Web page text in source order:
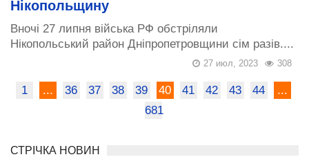
Нікопольщину
Вночі 27 липня війська РФ обстріляли
Нікопольський район Дніпропетровщини сім разів....
308
27 июл, 2023
1 ... 36 37 38 39 40 41 42 43 44
...
681
СТРІЧКА НОВИН